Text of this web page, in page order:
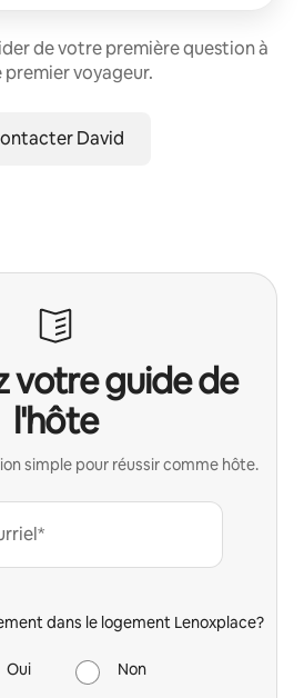
de votre première question à
voyageur.
David
votre guide de
l'hôte
simple pour réussir comme hôte.
dans le logement Lenoxplace?
Oui Non